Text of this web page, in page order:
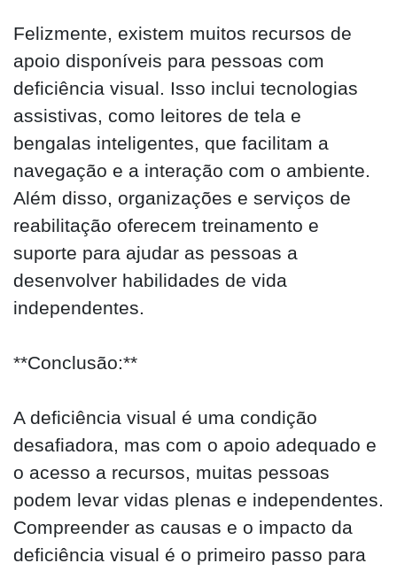
Felizmente, existem muitos recursos de
apoio disponíveis para pessoas com
deficiência visual. Isso inclui tecnologias
assistivas, como leitores de tela e
bengalas inteligentes, que facilitam a
navegação e a interação com o ambiente.
Além disso, organizações e serviços de
reabilitação oferecem treinamento e
suporte para ajudar as pessoas a
desenvolver habilidades de vida
independentes.
**Conclusão:**
A deficiência visual é uma condição
desafiadora, mas com o apoio adequado e
o acesso a recursos, muitas pessoas
podem levar vidas plenas e independentes.
Compreender as causas e o impacto da
deficiência visual é o primeiro passo para